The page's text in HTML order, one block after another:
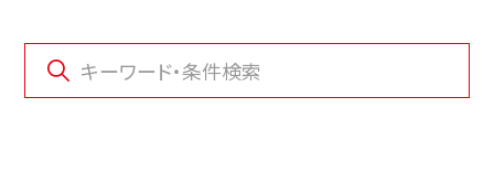
キーワード・条件検索